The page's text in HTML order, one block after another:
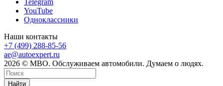
Telegram
YouTube
Одноклассники
Наши контакты
+7 (499) 288-85-56
ae@autoexpert.ru
2026 © МВО. Обслуживаем автомобили. Думаем о людях.
Найти